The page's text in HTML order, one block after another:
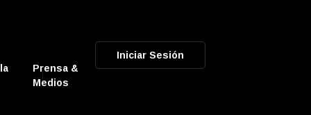
Prensa &
Medios
Iniciar Sesión